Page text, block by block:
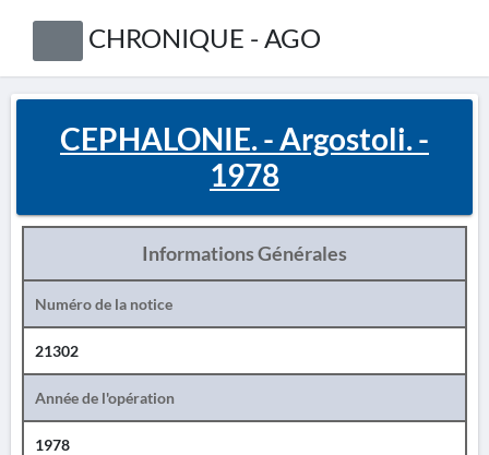
CHRONIQUE - AGO
CEPHALONIE. - Argostoli. -
1978
Informations Générales
Numéro de la notice
21302
Année de l'opération
1978